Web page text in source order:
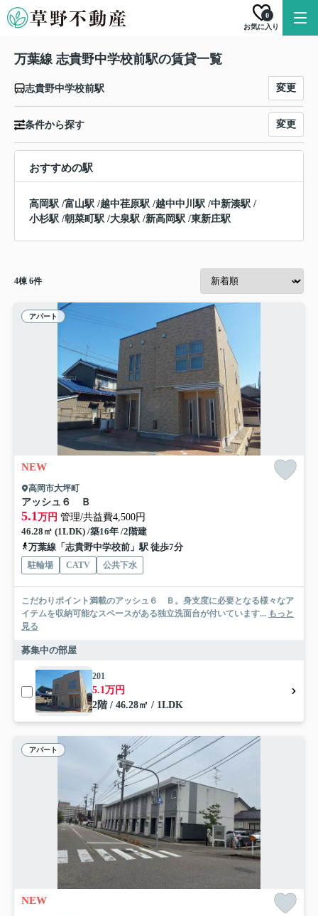
お気に入り
0
万葉線 志貴野中学校前駅の賃貸一覧
志貴野中学校前駅 変更
条件から探す 変更
おすすめの駅
高岡駅 /富山駅 /越中荏原駅 /越中中川駅 /中新湊駅 /
小杉駅 /朝菜町駅 /大泉駅 /新高岡駅 /東新庄駅
4棟 6件
アパート
NEW
高岡市大坪町
アッシュ６ Ｂ
5.1万円 管理/共益費4,500円
46.28㎡ (1LDK) /築16年 /2階建
万葉線「志貴野中学校前」駅 徒歩7分
駐輪場 CATV 公共下水
こだわりポイント満載のアッシュ６ Ｂ。身支度に必要となる様々なア
イテムを収納可能なスペースがある独立洗面台が付いています... もっと
見る
募集中の部屋
201
5.1万円
2階 / 46.28㎡ / 1LDK
アパート
NEW